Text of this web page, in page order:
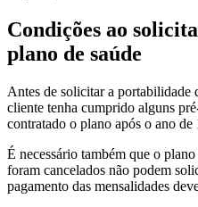
Condições ao
plano de saúde
Antes de solicitar a portabilidade
cliente tenha cumprido alguns
contratado o plano após o ano de
É necessário também que o
foram cancelados não podem
pagamento das mensalidades